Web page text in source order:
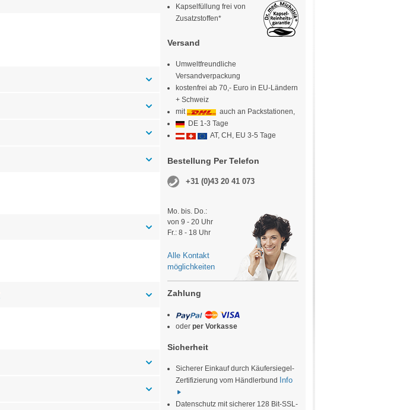
Kapselfüllung frei von
Zusatzstoffen*
Versand
Umweltfreundliche
Versandverpackung
kostenfrei ab 70,- Euro in EU-Ländern
+ Schweiz
mit
auch an Packstationen,
DE 1-3 Tage
AT, CH, EU 3-5 Tage
Bestellung Per Telefon
+31 (0)43 20 41 073
Mo. bis. Do.:
von 9 - 20 Uhr
Fr.: 8 - 18 Uhr
Alle Kontakt
möglichkeiten
Zahlung
oder per Vorkasse
Sicherheit
Sicherer Einkauf durch Käufersiegel-
Zertifizierung vom Händlerbund
Info
Datenschutz mit sicherer 128 Bit-SSL-